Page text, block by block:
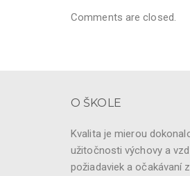
Comments are closed.
O ŠKOLE
Kvalita je mierou
užitočnosti výchovy a
požiadaviek a očakávaní